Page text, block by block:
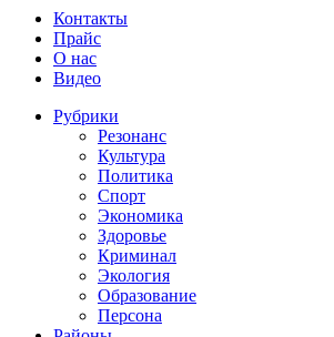
Контакты
Прайс
О нас
Видео
Рубрики
Резонанс
Культура
Политика
Спорт
Экономика
Здоровье
Криминал
Экология
Образование
Персона